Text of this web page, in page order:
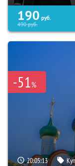
190 руб.
490руб.
-51%
20:05:12